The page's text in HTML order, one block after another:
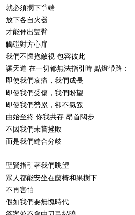
就必須擱下爭端
放下各自火器
才能伸出雙臂
觸碰對方心扉
我們不懷抱敵視 包容彼此
讓天道 在一切都無法指引時 點燈帶路：
即使我們哀痛，我們成長
即使我們受傷，我們盼望
即使我們勞累，卻不氣餒
由始至終 你我共存 昂首闊步
不因我們未嘗挫敗
而是我們縫合分歧
聖賢指引著我們眺望
眾人都能安坐在藤椅和果樹下
不再害怕
假如我們要無愧時代